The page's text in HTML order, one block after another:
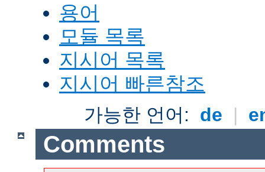
용어
모듈 목록
지시어 목록
지시어 빠른참조
가능한 언어: de |
Comments